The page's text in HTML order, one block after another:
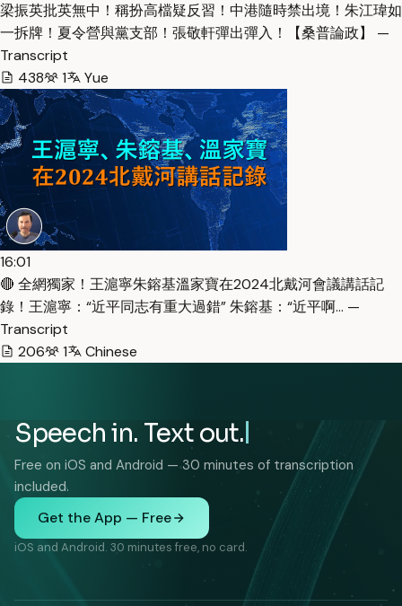
梁振英批英無中！稱扮高檔疑反習！中港隨時禁出境！朱江瑋如
一拆牌！夏令營與黨支部！張敬軒彈出彈入！【桑普論政】 —
Transcript
438
1 Yue
16:01
🔴 全網獨家！王滬寧朱鎔基溫家寶在2024北戴河會議講話記
錄！王滬寧：“近平同志有重大過錯” 朱鎔基：“近平啊… —
Transcript
206
1 Chinese
Speech in. Text out.
Free on iOS and Android — 30 minutes of transcription
included.
Get the App — Free
iOS and Android. 30 minutes free, no card.